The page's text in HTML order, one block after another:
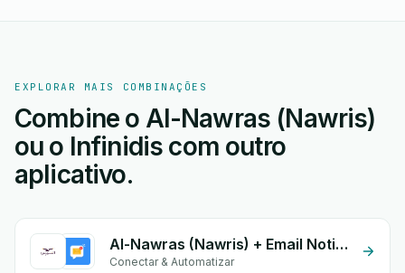
EXPLORAR MAIS COMBINAÇÕES
Combine o Al-Nawras (Nawris)
ou o Infinidis com outro
aplicativo.
Al-Nawras (Nawris) + Email Notifications by eGrow
Conectar & Automatizar